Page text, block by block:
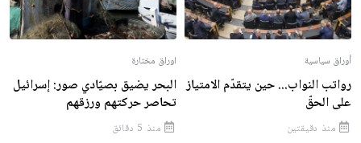
أوراق سياسية
رواتب النواب... حين يتقدّم الامتياز
على الحقّ
منذ دقيقتين
اوراق مختارة
البحر يضيق بصيّادي صور: إسرائيل
تحاصر حركتهم ورزقهم
منذ 5 دقائق